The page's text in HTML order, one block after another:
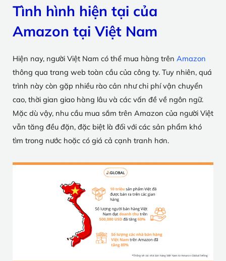
Tình hình hiện tại của
Amazon tại Việt Nam
Hiện nay, người Việt Nam có thể mua hàng trên Amazon
thông qua trang web toàn cầu của công ty. Tuy nhiên, quá
trình này còn gặp nhiều rào cản như chi phí vận chuyển
cao, thời gian giao hàng lâu và các vấn đề về ngôn ngữ.
Mặc dù vậy, nhu cầu mua sắm trên Amazon của người Việt
vẫn tăng đều đặn, đặc biệt là đối với các sản phẩm khó
tìm trong nước hoặc có giá cả cạnh tranh hơn.